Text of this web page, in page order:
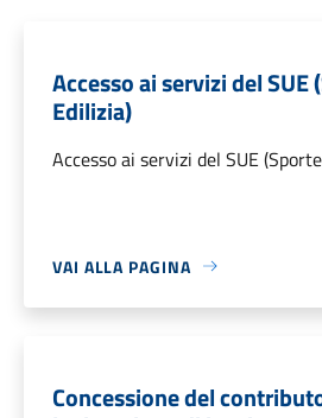
Accesso ai servizi del
Edilizia)
Accesso ai servizi del SUE
VAI ALLA PAGINA
Concessione del